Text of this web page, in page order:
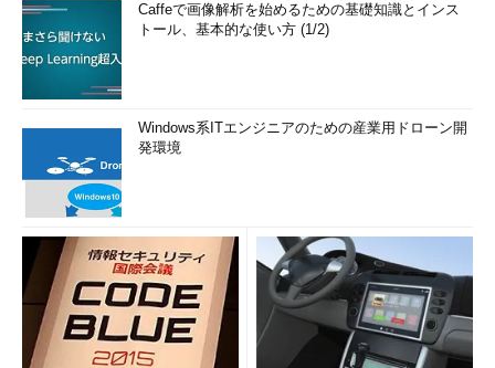
Caffeで画像解析を始めるための基礎知識とインス
トール、基本的な使い方 (1/2)
Windows系ITエンジニアのための産業用ドローン開
発環境